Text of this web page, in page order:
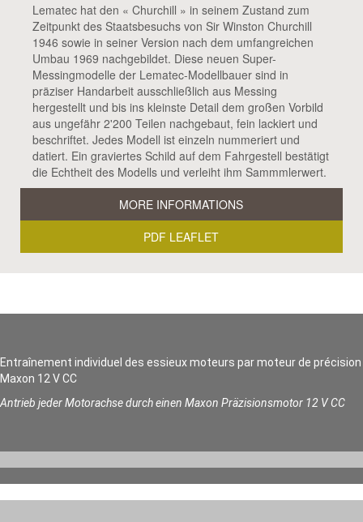
Lematec hat den « Churchill » in seinem Zustand zum
Zeitpunkt des Staatsbesuchs von Sir Winston Churchill
1946 sowie in seiner Version nach dem umfangreichen
Umbau 1969 nachgebildet. Diese neuen Super-
Messingmodelle der Lematec-Modellbauer sind in
präziser Handarbeit ausschließlich aus Messing
hergestellt und bis ins kleinste Detail dem großen Vorbild
aus ungefähr 2'200 Teilen nachgebaut, fein lackiert und
beschriftet. Jedes Modell ist einzeln nummeriert und
datiert. Ein graviertes Schild auf dem Fahrgestell bestätigt
die Echtheit des Modells und verleiht ihm Sammmlerwert.
MORE INFORMATIONS
PDF LEAFLET
Entraînement individuel des essieux moteurs par moteur de précision
Maxon 12 V CC
Antrieb jeder Motorachse durch einen Maxon Präzisionsmotor 12 V CC